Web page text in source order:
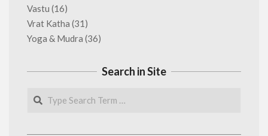
Vastu (16)
Vrat Katha (31)
Yoga & Mudra (36)
Search in Site
Search